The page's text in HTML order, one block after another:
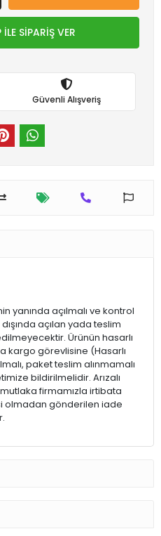
SİPARİŞ VER
Güvenli Alışveriş
yanında açılmalı ve kontrol
açılan yada teslim
Ürünün hasarlı
kargo görevlisine (Hasarlı
paket teslim alınmamalı
bildirilmelidir. Arızalı
firmamızla irtibata
olmadan gönderilen iade